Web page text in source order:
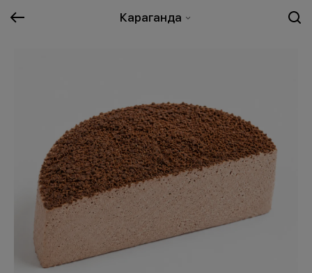
Караганда